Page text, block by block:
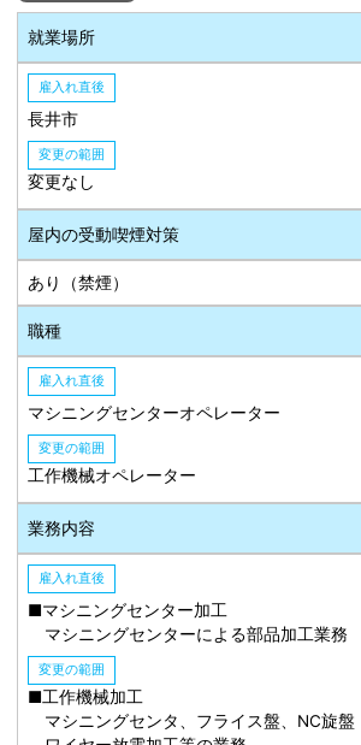
就業場所
雇入れ直後
長井市
変更の範囲
変更なし
屋内の受動喫煙対策
あり（禁煙）
職種
雇入れ直後
マシニングセンターオペレーター
変更の範囲
工作機械オペレーター
業務内容
雇入れ直後
■マシニングセンター加工
マシニングセンターによる部品加工業務
変更の範囲
■工作機械加工
マシニングセンタ、フライス盤、NC旋盤